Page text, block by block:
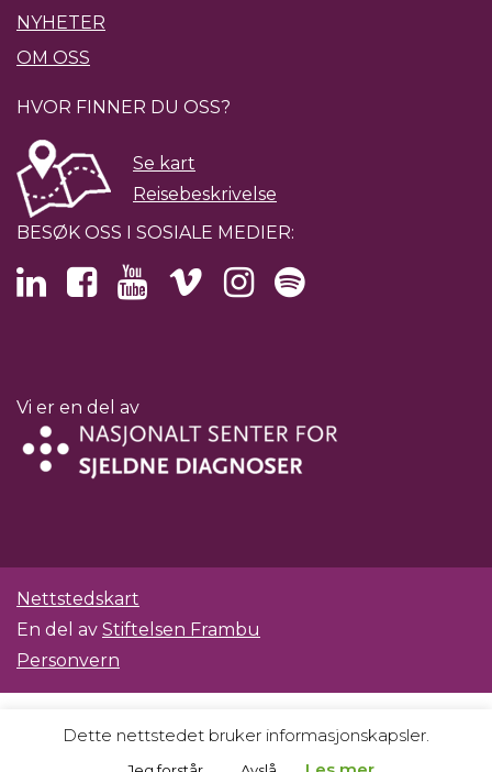
NYHETER
OM OSS
HVOR FINNER DU OSS?
Se kart
Reisebeskrivelse
BESØK OSS I SOSIALE MEDIER:
Vi er en del av
Nettstedskart
En del av Stiftelsen Frambu
Personvern
Dette nettstedet bruker informasjonskapsler.